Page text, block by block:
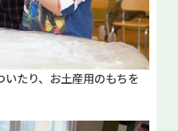
たり、お土産用のもちを